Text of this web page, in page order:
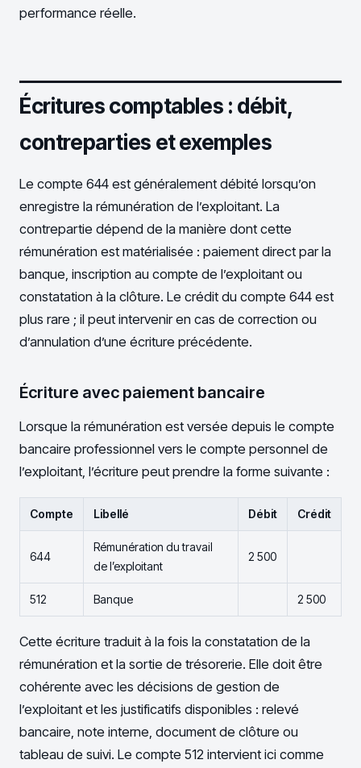
performance réelle.
Écritures comptables : débit,
contreparties et exemples
Le compte 644 est généralement débité lorsqu’on
enregistre la rémunération de l’exploitant. La
contrepartie dépend de la manière dont cette
rémunération est matérialisée : paiement direct par la
banque, inscription au compte de l’exploitant ou
constatation à la clôture. Le crédit du compte 644 est
plus rare ; il peut intervenir en cas de correction ou
d’annulation d’une écriture précédente.
Écriture avec paiement bancaire
Lorsque la rémunération est versée depuis le compte
bancaire professionnel vers le compte personnel de
l’exploitant, l’écriture peut prendre la forme suivante :
Compte Libellé Débit Crédit
644
Rémunération du travail
de l’exploitant
2 500
512 Banque 2 500
Cette écriture traduit à la fois la constatation de la
rémunération et la sortie de trésorerie. Elle doit être
cohérente avec les décisions de gestion de
l’exploitant et les justificatifs disponibles : relevé
bancaire, note interne, document de clôture ou
tableau de suivi. Le compte 512 intervient ici comme